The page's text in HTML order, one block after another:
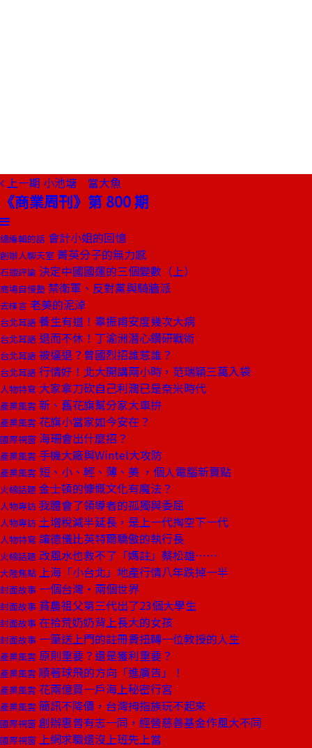
上一期 小池塘 當大魚
《商業周刊》第 800 期
總編輯的話 會計小姐的回憶
創辦人聊天室 菁英分子的無力感
石頭評論 決定中國國運的三個變數（上）
商場自慢塾 禁衛軍、反對黨與騎牆派
去梯言 老美的泥淖
台北耳語 養生有道！辜振甫安度幾次大病
台北耳語 退而不休！丁渝洲潛心鑽研戰術
台北耳語 被逼退？曾國烈招誰惹誰？
台北耳語 行情好！北大開講兩小時，范瑞穎三萬入袋
人物特寫 大家拿刀砍自己利潤已是奈米時代
產業風雲 新、舊花旗幫分家大車拚
產業風雲 花旗小當家如今安在？
國際視窗 海珊會出什麼招？
產業風雲 手機大廠與Wintel大攻防
產業風雲 短、小、輕、薄、美 ，個人電腦新賣點
火線話題 金士頓的慷慨文化有魔法？
人物專訪 我體會了領導者的孤獨與委屈
人物專訪 土增稅減半延長，是上一代掏空下一代
人物特寫 讓德儀比英特爾驕傲的執行長
火線話題 改風水也救不了「媽註」蔡松雄……
大陸焦點 上海「小台北」地產行情八年跌掉一半
封面故事 一個台灣‧兩個世界
封面故事 貧農祖父第三代出了23個大學生
封面故事 在拾荒奶奶背上長大的女孩
封面故事 一筆送上門的註冊費扭轉一位教授的人生
產業風雲 原則重要？還是獲利重要？
產業風雲 順著球飛的方向「進廣告」！
產業風雲 花兩億買一戶海上秘密行宮
產業風雲 簡訊不降價，台灣拇指族玩不起來
國際視窗 創辦惠普有志一同，經營慈善基金作風大不同
國際視窗 上網求職還沒上班先上當